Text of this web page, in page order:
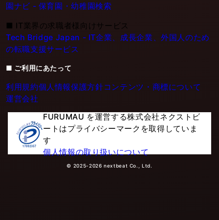
園ナビ - 保育園・幼稚園検索
■ IT業界の求職者様向けサービス
Tech Bridge Japan - IT企業、成長企業、外国人のため
の転職支援サービス
■ ご利用にあたって
利用規約個人情報保護方針コンテンツ・商標について
運営会社
FURUMAU を運営する株式会社ネクストビ
ートはプライバシーマークを取得していま
す
個人情報の取り扱いについて
© 2025-2026 nextbeat Co., Ltd.